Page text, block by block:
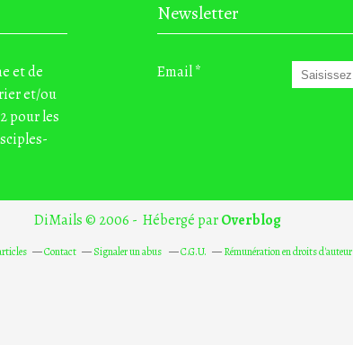
et de
et/ou
pour les
Newsletter
Email
DiMails © 2006 - Hébergé parOverblog
Contact Signaler un abus C.G.U. Rémunération en droits d'auteur